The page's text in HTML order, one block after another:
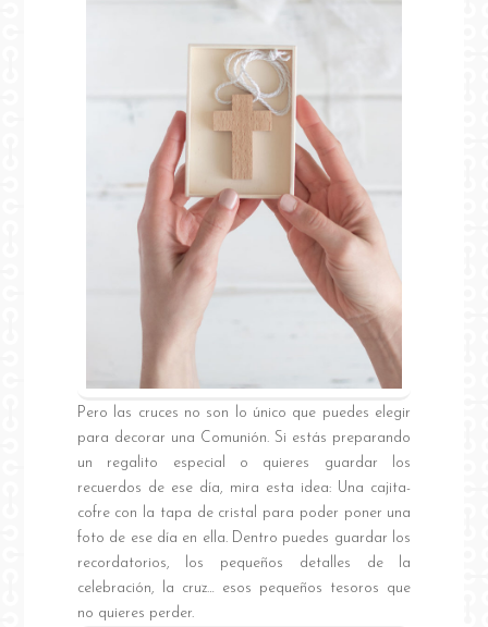
Pero las cruces no son lo único que puedes elegir
para decorar una Comunión. Si estás preparando
un regalito especial o quieres guardar los
recuerdos de ese día, mira esta idea: Una cajita-
cofre con la tapa de cristal para poder poner una
foto de ese día en ella. Dentro puedes guardar los
recordatorios, los pequeños detalles de la
celebración, la cruz… esos pequeños tesoros que
no quieres perder.